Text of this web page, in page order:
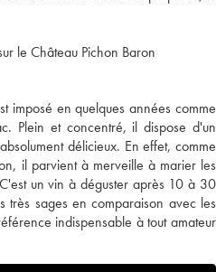
le Château Pichon Baron
imposé en quelques années comme
Plein et concentré, il dispose d'un
délicieux. En effet, comme
il parvient à merveille à marier les
un vin à déguster après 10 à 30
très sages en comparaison avec les
indispensable à tout amateur